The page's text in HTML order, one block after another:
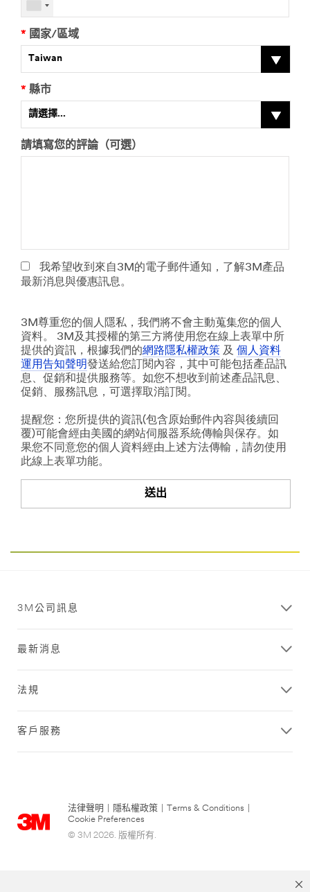
他
」
，
具
體
說
（
非
選
擇
「
他
」
，
具
體
* 國家/區域
Taiwan
* 縣市
請選擇...
請填寫您的評論（可選）
我希望收到來自3M的電子郵件通知，了解3M產品
最新消息與優惠訊息。
3M尊重您的個人隱私，我們將不會主動蒐集您的個人
資料。 3M及其授權的第三方將使用您在線上表單中所
提供的資訊，根據我們的網路隱私權政策 及 個人資料
運用告知聲明發送給您訂閱內容，其中可能包括產品訊
息、促銷和提供服務等。如您不想收到前述產品訊息、
促銷、服務訊息，可選擇取消訂閱。
提醒您：您所提供的資訊(包含原始郵件內容與後續回
覆)可能會經由美國的網站伺服器系統傳輸與保存。如
果您不同意您的個人資料經由上述方法傳輸，請勿使用
此線上表單功能。
送出
系
異
常
稍
後
試...
表
已
成
送
出。
3M公司訊息
最新消息
法規
客戶服務
法律聲明 隱私權政策 Terms & Conditions
Cookie Preferences
© 3M 2026. 版權所有.